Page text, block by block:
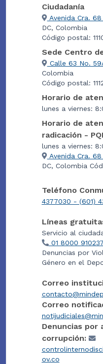
Ciudadanía
Avenida Cra.
DC, Colombia
Código postal:
Sede Centro
Calle 63 No.
Colombia
Código postal:
Horario de
lunes a viernes:
Horario de
radicación -
lunes a viernes:
Avenida Cra.
DC, Colombia
Teléfono
4377030 - (601)
Líneas
Servicio al
01 8000 910237
Denuncias por
Género en el
Correo
Correo
Denuncias por
corrupción:
ov.co